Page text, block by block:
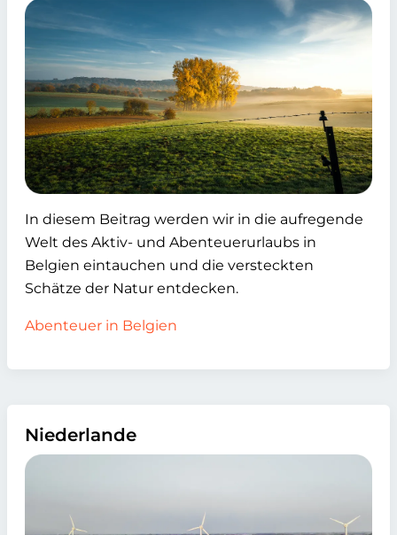
In diesem Beitrag werden wir in die aufregende
Welt des Aktiv- und Abenteuerurlaubs in
Belgien eintauchen und die versteckten
Schätze der Natur entdecken.
Abenteuer in Belgien
Niederlande